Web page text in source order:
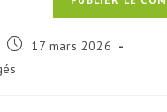
Publication
17 mars 2026